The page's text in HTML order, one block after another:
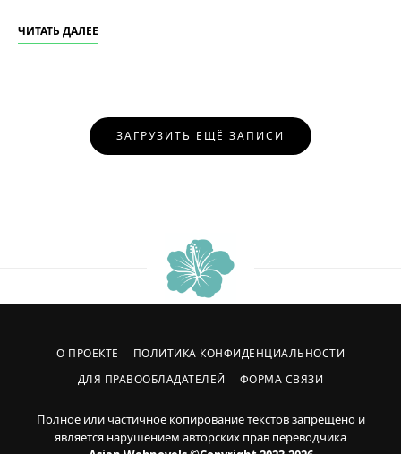
ЧИТАТЬ ДАЛЕЕ
НавигацияЗАГРУЗИТЬ ЕЩЁ ЗАПИСИ
О ПРОЕКТЕ
ПОЛИТИКА КОНФИДЕНЦИАЛЬНОСТИ
ДЛЯ ПРАВООБЛАДАТЕЛЕЙ
ФОРМА СВЯЗИ
Полное или частичное копирование текстов запрещено и
является нарушением авторских прав переводчика